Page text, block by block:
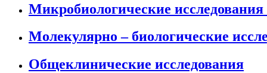
Микробиологические
Молекулярно – биологические
Общеклинические исследования